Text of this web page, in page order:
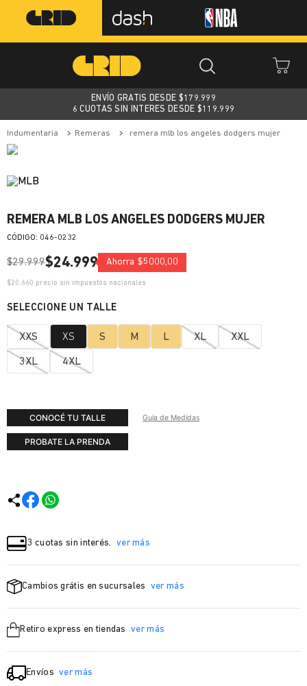
ENVÍO GRATIS DESDE $179.999
6 CUOTAS SIN INTERES DESDE $119.999
indumentaria remeras remera mlb los angeles dodgers mujer
REMERA MLB LOS ANGELES DODGERS MUJER
: 046-0232
$29.999$24.999 Ahorra $5000,00
$20.660 precio sin impuestos nacionales
XXS XS S M L XL XXL
3XL 4XL
CONOCÉ TU TALLE Guía de Medidas
PROBATE LA PRENDA
3 cuotas sin interés. ver más
Cambios grátis en sucursales ver más
Retiro express en tiendas ver más
Envíos ver más